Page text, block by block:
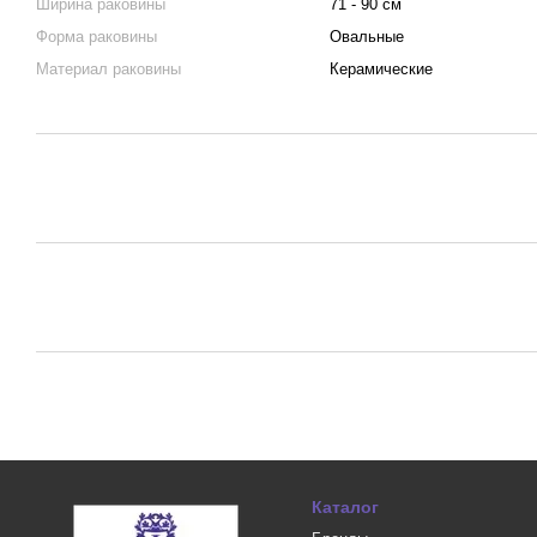
Ширина раковины
71 - 90 см
Форма раковины
Овальные
Материал раковины
Керамические
Каталог